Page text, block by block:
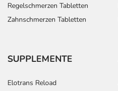
Regelschmerzen Tabletten
Zahnschmerzen Tabletten
SUPPLEMENTE
Elotrans Reload